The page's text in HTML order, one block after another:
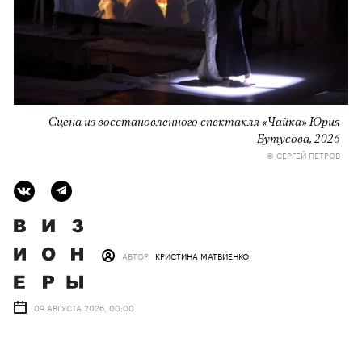
Сцена из восстановленного спектакля «Чайка» Юрия
Бутусова, 2026
© СЕРГЕЙ ПЕТРОВ
АВТОР КРИСТИНА МАТВИЕНКО
09 АВГУСТА 2026, 00:00